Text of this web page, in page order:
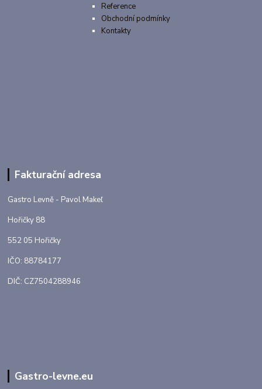
Reference
Obchodní podmínky
Kontakty
Fakturační adresa
Gastro Levně - Pavol Makeľ
Hořičky 88
552 05 Hořičky
IČO: 88784177
DIČ: CZ7504288946
Gastro-levne.eu